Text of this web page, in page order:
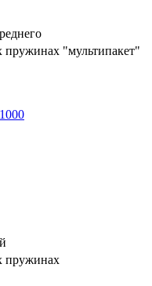
пружинах "мультипакет"
пружинах